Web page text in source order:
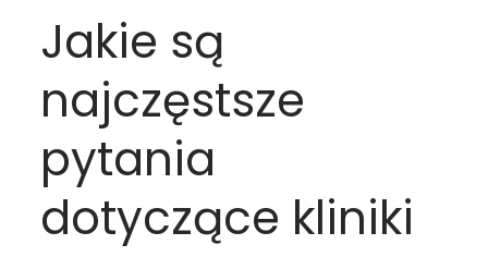
Jakie są
najczęstsze
pytania
dotyczące kliniki